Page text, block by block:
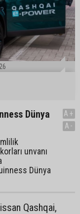
Dünya
unvanı
Dünya
A+
A-
Qashqai,